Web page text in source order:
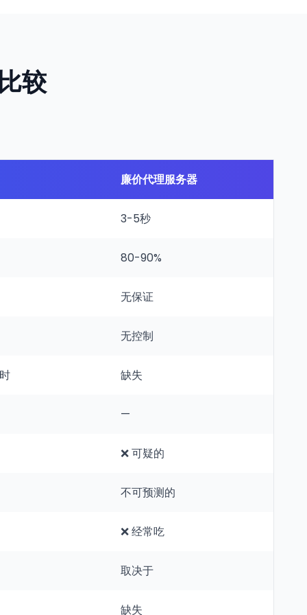
较
廉价代理服务器
3-5秒
80-90%
无保证
无控制
缺失
—
❌ 可疑的
不可预测的
❌ 经常吃
取决于
缺失